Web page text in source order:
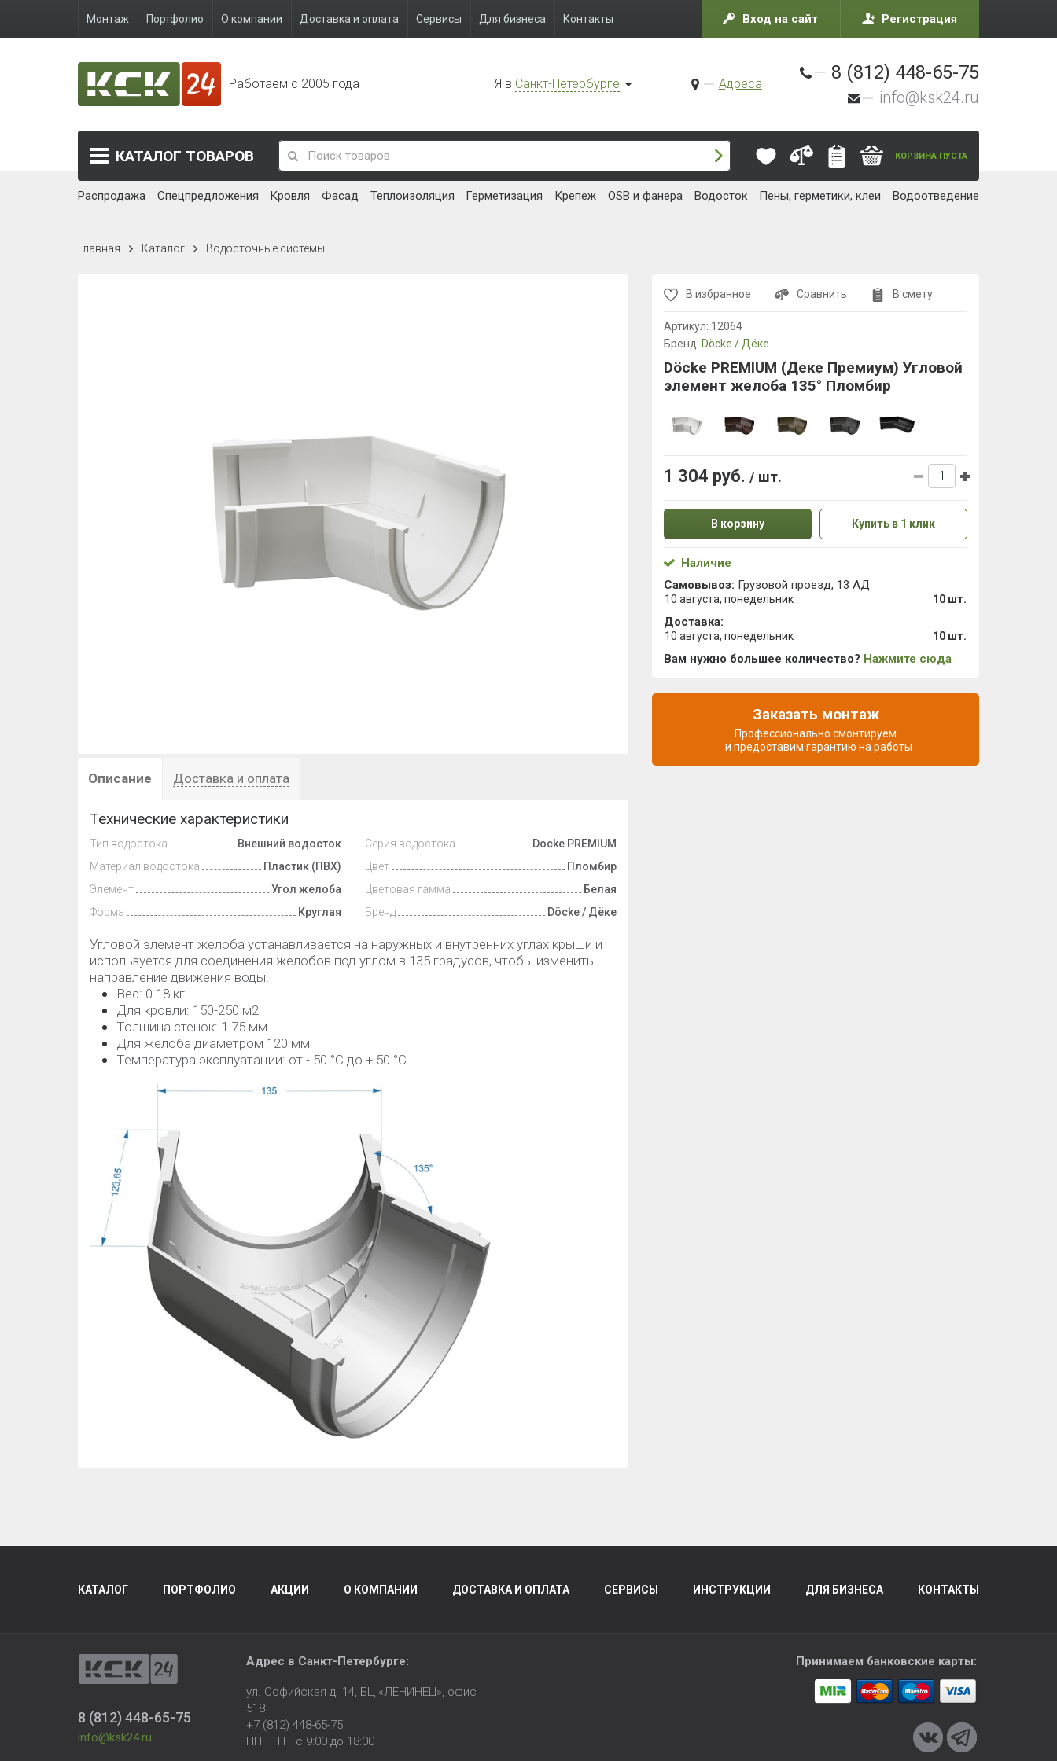
Монтаж Портфолио О компании Доставка и оплата Сервисы Для бизнеса Контакты Вход на сайт Регистрация
Работаем с 2005 года Я в Санкт-Петербурге Адреса
8 (812) 448-65-75
info@ksk24.ru
КАТАЛОГ ТОВАРОВ КОРЗИНА ПУСТА
Распродажа Спецпредложения Кровля Фасад Теплоизоляция Герметизация Крепеж OSB и фанера Водосток Пены, герметики, клеи Водоотведение
Главная Каталог Водосточные системы
Описание Доставка и оплата
Технические характеристики
Тип водостока
Внешний водосток
Материал водостока
Пластик (ПВХ)
Элемент
Угол желоба
Форма
Круглая
Серия водостока
Docke PREMIUM
Цвет
Пломбир
Цветовая гамма
Белая
Бренд
Döcke / Дёке
Угловой элемент желоба устанавливается на наружных и внутренних углах крыши и
используется для соединения желобов под углом в 135 градусов, чтобы изменить
направление движения воды.
Вес: 0.18 кг
Для кровли: 150-250 м2
Толщина стенок: 1.75 мм
Для желоба диаметром 120 мм
Температура эксплуатации: от - 50 °C до + 50 °C
В избранное Сравнить В смету
Артикул: 12064
Бренд: Döcke / Дёке
Döcke PREMIUM (Деке Премиум) Угловой
элемент желоба 135° Пломбир
1 304 руб. / шт.
В корзину Купить в 1 клик
Наличие
Самовывоз: Грузовой проезд, 13 АД
10 августа, понедельник 10 шт.
Доставка:
10 августа, понедельник 10 шт.
Вам нужно большее количество? Нажмите сюда
Заказать монтаж
Профессионально смонтируем
и предоставим гарантию на работы
КАТАЛОГ ПОРТФОЛИО АКЦИИ О КОМПАНИИ ДОСТАВКА И ОПЛАТА СЕРВИСЫ ИНСТРУКЦИИ ДЛЯ БИЗНЕСА КОНТАКТЫ
8 (812) 448-65-75
info@ksk24.ru
Адрес в Санкт-Петербурге:
ул. Софийская д. 14, БЦ «ЛЕНИНЕЦ», офис
518
+7 (812) 448-65-75
ПН — ПТ с 9:00 до 18:00
Принимаем банковские карты: